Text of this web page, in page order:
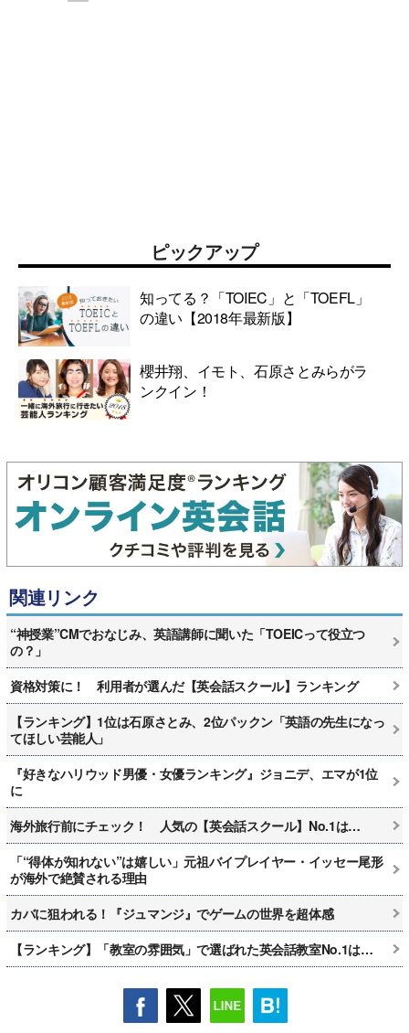
ピックアップ
知ってる？「TOIEC」と「TOEFL」
の違い【2018年最新版】
櫻井翔、イモト、石原さとみらがラ
ンクイン！
関連リンク
“神授業”CMでおなじみ、英語講師に聞いた「TOEICって役立つ
の？」
資格対策に！ 利用者が選んだ【英会話スクール】ランキング
【ランキング】1位は石原さとみ、2位パックン「英語の先生になっ
てほしい芸能人」
『好きなハリウッド男優・女優ランキング』ジョニデ、エマが1位
に
海外旅行前にチェック！ 人気の【英会話スクール】No.1は…
「“得体が知れない”は嬉しい」元祖バイプレイヤー・イッセー尾形
が海外で絶賛される理由
カバに狙われる！『ジュマンジ』でゲームの世界を超体感
【ランキング】「教室の雰囲気」で選ばれた英会話教室No.1は…